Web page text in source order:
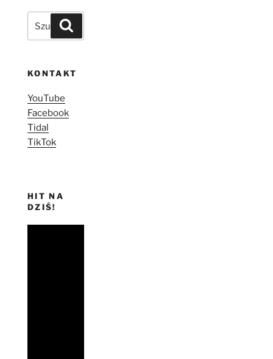
Szukaj:
KONTAKT
YouTube
Facebook
Tidal
TikTok
HIT NA
DZIŚ!